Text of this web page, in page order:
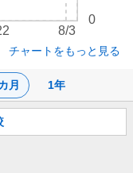
月 1年
0
8/3
チャートをもっと見る